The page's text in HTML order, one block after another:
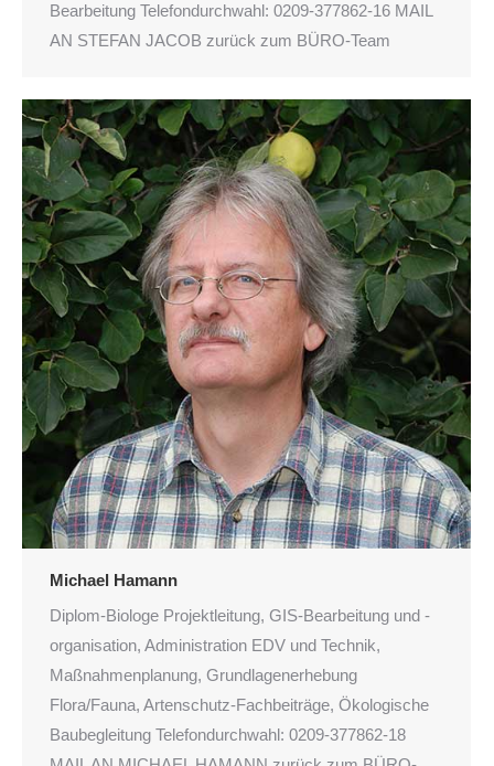
Bearbeitung Telefondurchwahl: 0209-377862-16 MAIL
AN STEFAN JACOB zurück zum BÜRO-Team
Michael Hamann
Diplom-Biologe Projektleitung, GIS-Bearbeitung und -
or­ganisation, Administration EDV und Technik,
Maßnahmenplanung, Grundlagenerhebung
Flora/Fauna, Artenschutz-Fachbeiträge, Ökologische
Baubegleitung Telefondurchwahl: 0209-377862-18